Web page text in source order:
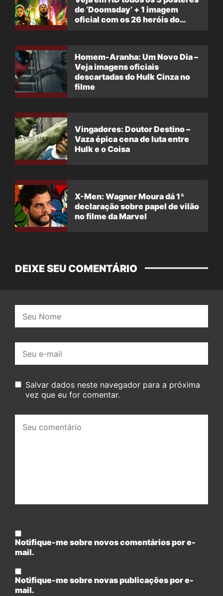
de ‘Doomsday’ + 1 imagem
oficial com os 26 heróis do
Homem-Aranha: Um Novo Dia –
Veja imagens oficiais
descartadas do Hulk Cinza no
filme
Vingadores: Doutor Destino –
Vaza épica cena de luta entre
Hulk e o Coisa
X-Men: Wagner Moura dá 1ª
declaração sobre papel de vilão
no filme da Marvel
DEIXE SEU COMENTÁRIO
mail:
Salvar dados neste navegador para a próxima
vez que eu for comentar.
comentário:
Notifique-me sobre novos comentários por e-
mail.
Notifique-me sobre novas publicações por e-
mail.